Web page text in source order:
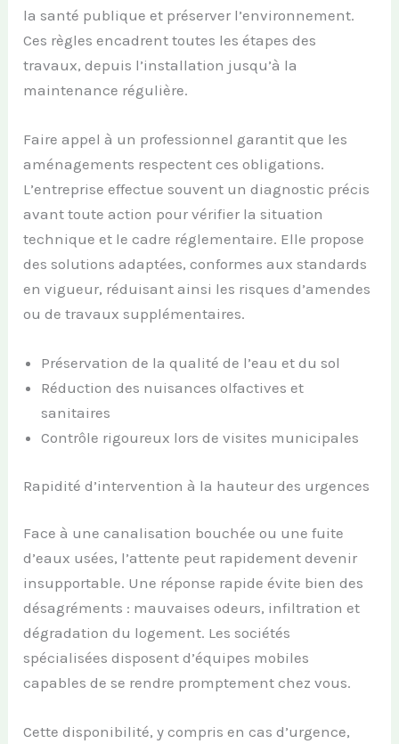
la santé publique et préserver l’environnement.
Ces règles encadrent toutes les étapes des
travaux, depuis l’installation jusqu’à la
maintenance régulière.
Faire appel à un professionnel garantit que les
aménagements respectent ces obligations.
L’entreprise effectue souvent un diagnostic précis
avant toute action pour vérifier la situation
technique et le cadre réglementaire. Elle propose
des solutions adaptées, conformes aux standards
en vigueur, réduisant ainsi les risques d’amendes
ou de travaux supplémentaires.
Préservation de la qualité de l’eau et du sol
Réduction des nuisances olfactives et
sanitaires
Contrôle rigoureux lors de visites municipales
Rapidité d’intervention à la hauteur des urgences
Face à une canalisation bouchée ou une fuite
d’eaux usées, l’attente peut rapidement devenir
insupportable. Une réponse rapide évite bien des
désagréments : mauvaises odeurs, infiltration et
dégradation du logement. Les sociétés
spécialisées disposent d’équipes mobiles
capables de se rendre promptement chez vous.
Cette disponibilité, y compris en cas d’urgence,